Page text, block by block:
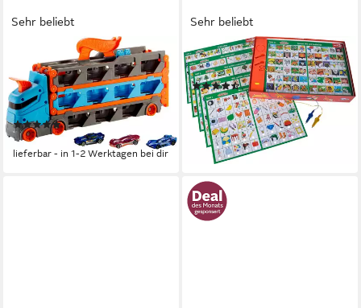
Sehr beliebt
Spielzeug-Transporter 2-in-1
Rennbahn-Transporter, mit
drei Hot Wheels Fahrzeugen
(142)
ab 36,09 €
lieferbar - in 1-2 Werktagen bei dir
Sehr beliebt
NORIS
Spiel Kinder Electric
(87)
ab 13,37 € UVP18,99 €
-30%
lieferbar - in 1-2 Werktagen bei dir